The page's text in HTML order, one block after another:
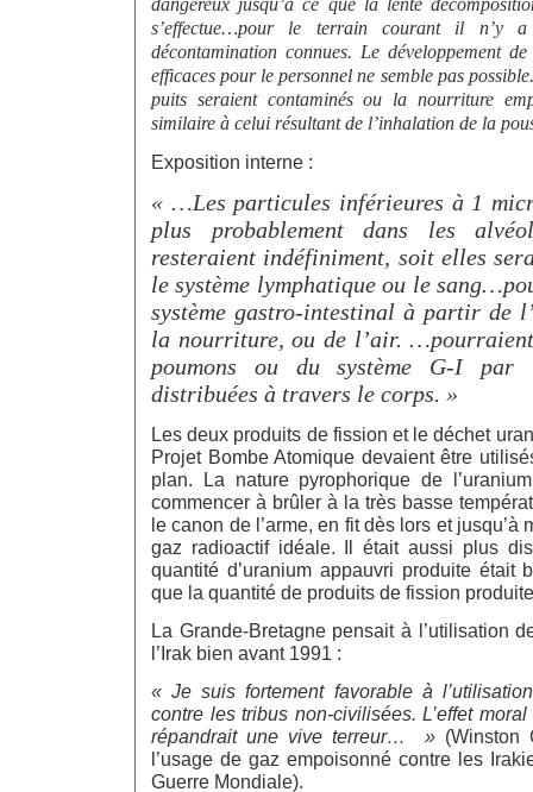
s’effectue…pour le terrain courant il n’y
décontamination connues. Le développement
efficaces pour le personnel ne semble pas
puits seraient contaminés ou la nourriture
similaire à celui résultant de l’inhalation de la
Exposition interne :
« …Les particules inférieures à 1
plus probablement dans les
resteraient indéfiniment, soit elles
le système lymphatique ou le
système gastro-intestinal à partir de
la nourriture, ou de l’air. …pourraient
poumons ou du système G-I
distribuées à travers le corps. »
Les deux produits de fission et le déchet
Projet Bombe Atomique devaient être
plan. La nature pyrophorique de
commencer à brûler à la très basse
le canon de l’arme, en fit dès lors et jusqu’à
gaz radioactif idéale. Il était aussi plus
quantité d’uranium appauvri produite était
que la quantité de produits de fission
La Grande-Bretagne pensait à l’utilisation
l’Irak bien avant 1991 :
« Je suis fortement favorable à
contre les tribus non-civilisées. L’effet
répandrait une vive terreur… » (Winston
l’usage de gaz empoisonné contre les
Guerre Mondiale).